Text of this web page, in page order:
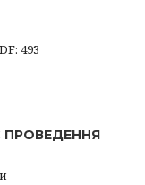
493
ПРОВЕДЕННЯ